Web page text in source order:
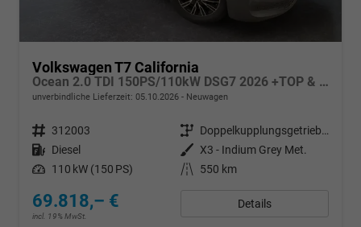
Volkswagen T7 California
Ocean 2.0 TDI 150PS/110kW DSG7 2026 +TOP & PARK PAKET+18" ALU+AHK+TRAVEL ASSIST+EL- HEBEDACH, BASALT GRAU+CAMPINGAUSBAU
unverbindliche Lieferzeit: 05.10.2026 Neuwagen
Fahrzeugnr. 312003 Getriebe
Doppelkupplungsgetriebe (DSG)
Kraftstoff Diesel Außenfarbe
X3 - Indium Grey Met.
Leistung 110 kW (150 PS) Kilometerstand 550 km
69.818,– €
incl. 19% MwSt.
Details